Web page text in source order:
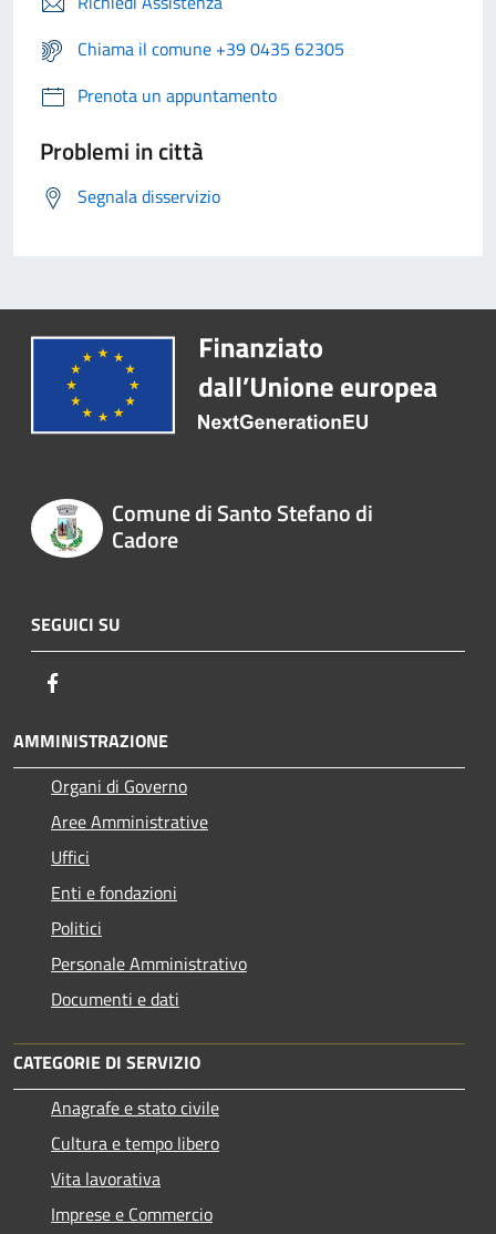
Chiama il comune +39 0435 62305
Prenota un appuntamento
Problemi in città
Segnala disservizio
Comune di Santo Stefano di
Cadore
SEGUICI SU
AMMINISTRAZIONE
Organi di Governo
Aree Amministrative
Uffici
Enti e fondazioni
Politici
Personale Amministrativo
Documenti e dati
CATEGORIE DI SERVIZIO
Anagrafe e stato civile
Cultura e tempo libero
Vita lavorativa
Imprese e Commercio